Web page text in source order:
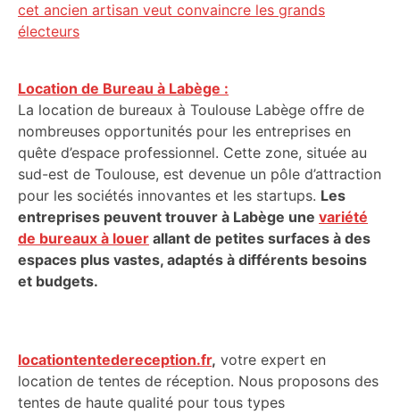
cet ancien artisan veut convaincre les grands
électeurs
Location de Bureau à Labège :
La location de bureaux à Toulouse Labège offre de
nombreuses opportunités pour les entreprises en
quête d’espace professionnel. Cette zone, située au
sud-est de Toulouse, est devenue un pôle d’attraction
pour les sociétés innovantes et les startups. Les
entreprises peuvent trouver à Labège une variété
de bureaux à louer allant de petites surfaces à des
espaces plus vastes, adaptés à différents besoins
et budgets.
locationtentedereception.fr, votre expert en
location de tentes de réception. Nous proposons des
tentes de haute qualité pour tous types